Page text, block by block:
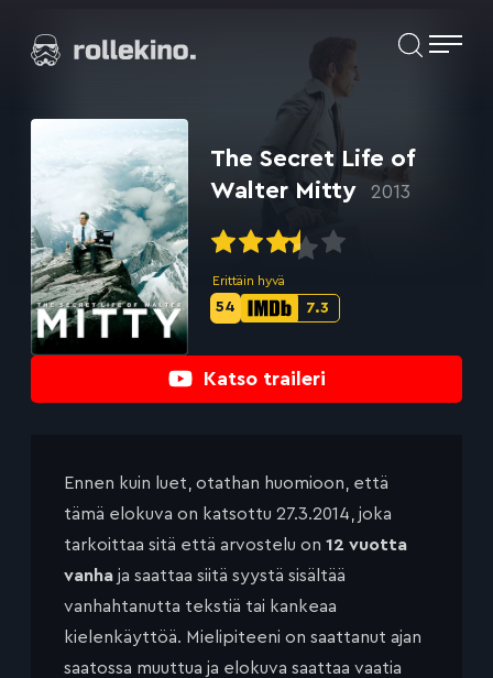
suoraan
Elokuvat ja elokuva-arviot | Rollekino.fi
Katso traileri
The Secret Life of
Walter Mitty
2013
Erittäin hyvä
IMDb-
7.3
Metascore-
54
Ennen kuin luet, otathan huomioon, että
tämä elokuva on katsottu 27.3.2014, joka
tarkoittaa sitä että arvostelu on 12 vuotta
vanha ja saattaa siitä syystä sisältää
vanhahtanutta tekstiä tai kankeaa
kielenkäyttöä. Mielipiteeni on saattanut ajan
saatossa muuttua ja elokuva saattaa vaatia